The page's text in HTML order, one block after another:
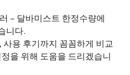
– 달바미스트 한정수량에
니다.
용 후기까지 꼼꼼하게 비교
을 위해 도움을 드리겠습니